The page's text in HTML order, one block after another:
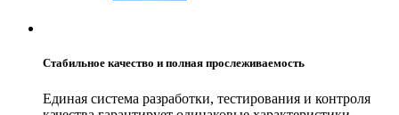
Стабильное качество и полная прослеживаемость
Единая система разработки, тестирования и контроля